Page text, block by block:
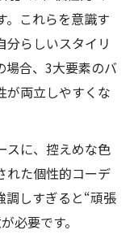
。これらを意識す
分らしいスタイリ
場合、3大要素のバ
が両立しやすくな
スに、控えめな色
れた個性的コーデ
調しすぎると“頑張
必要です。